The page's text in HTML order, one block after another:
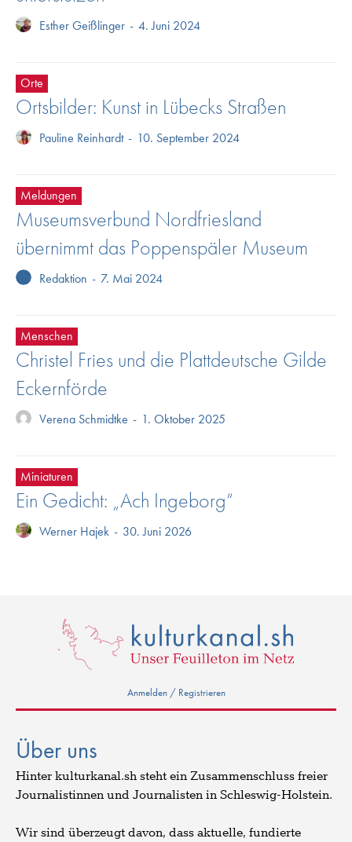
Esther Geißlinger - 4. Juni 2024
Orte
Ortsbilder: Kunst in Lübecks Straßen
Pauline Reinhardt - 10. September 2024
Meldungen
Museumsverbund Nordfriesland
übernimmt das Poppenspäler Museum
Redaktion - 7. Mai 2024
Menschen
Christel Fries und die Plattdeutsche Gilde
Eckernförde
Verena Schmidtke - 1. Oktober 2025
Miniaturen
Ein Gedicht: „Ach Ingeborg“
Werner Hajek - 30. Juni 2026
Anmelden / Registrieren
Über uns
Hinter kulturkanal.sh steht ein Zusammenschluss freier
Journalistinnen und Journalisten in Schleswig-Holstein.
Wir sind überzeugt davon, dass aktuelle, fundierte